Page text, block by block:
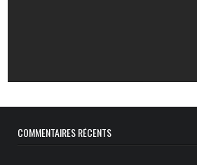
COMMENTAIRES RÉCENTS